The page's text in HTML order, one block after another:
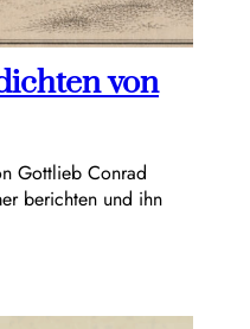
von
Gottlieb Conrad
berichten und ihn